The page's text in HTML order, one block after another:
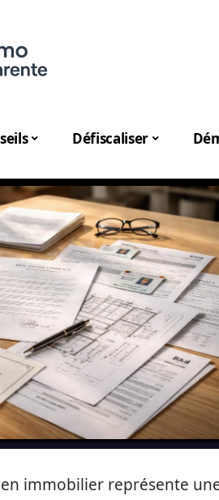
Défiscaliser
immobilier représente